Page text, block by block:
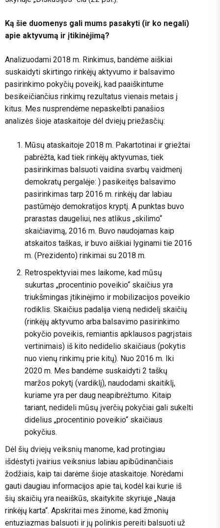
Ką šie duomenys gali mums pasakyti (ir ko negali)
apie aktyvumą ir įtikinėjimą?
Analizuodami 2018 m. Rinkimus, bandėme aiškiai
suskaidyti skirtingo rinkėjų aktyvumo ir balsavimo
pasirinkimo pokyčių poveikį, kad paaiškintume
besikeičiančius rinkimų rezultatus vienais metais į
kitus. Mes nusprendėme nepaskelbti panašios
analizės šioje ataskaitoje dėl dviejų priežasčių:
Mūsų ataskaitoje 2018 m. Pakartotinai ir griežtai
pabrėžta, kad tiek rinkėjų aktyvumas, tiek
pasirinkimas balsuoti vaidina svarbų vaidmenį
demokratų pergalėje: ) pasikeitęs balsavimo
pasirinkimas tarp 2016 m. rinkėjų dar labiau
pastūmėjo demokratijos kryptį. A punktas buvo
prarastas daugeliui, nes atlikus „skilimo“
skaičiavimą, 2016 m. Buvo naudojamas kaip
atskaitos taškas, ir buvo aiškiai lyginami tie 2016
m. (Prezidento) rinkimai su 2018 m.
Retrospektyviai mes laikome, kad mūsų
sukurtas „procentinio poveikio“ skaičius yra
triukšmingas įtikinėjimo ir mobilizacijos poveikio
rodiklis. Skaičius padalija vieną nedidelį skaičių
(rinkėjų aktyvumo arba balsavimo pasirinkimo
pokyčio poveikis, remiantis apklausos pagrįstais
vertinimais) iš kito nedidelio skaičiaus (pokytis
nuo vienų rinkimų prie kitų). Nuo 2016 m. Iki
2020 m. Mes bandėme suskaidyti 2 taškų
maržos pokytį (vardiklį), naudodami skaitiklį,
kuriame yra per daug neapibrėžtumo. Kitaip
tariant, nedideli mūsų įverčių pokyčiai gali sukelti
didelius „procentinio poveikio“ skaičiaus
pokyčius.
Dėl šių dviejų veiksnių manome, kad protingiau
išdėstyti įvairius veiksnius labiau apibūdinančiais
žodžiais, kaip tai darėme šioje ataskaitoje. Norėdami
gauti daugiau informacijos apie tai, kodėl kai kurie iš
šių skaičių yra neaiškūs, skaitykite skyriuje „Nauja
rinkėjų karta“. Apskritai mes žinome, kad žmonių
entuziazmas balsuoti ir jų polinkis pereiti balsuoti už